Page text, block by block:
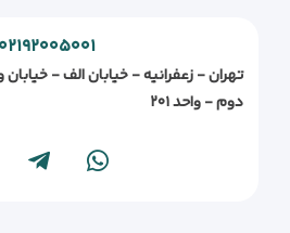
۰۲۱۹۲۰۰۵۰۰۱
دوم - واحد ۲۰۱